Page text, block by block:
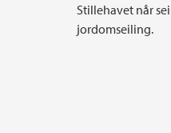
Stillehavet når
jordomseiling.